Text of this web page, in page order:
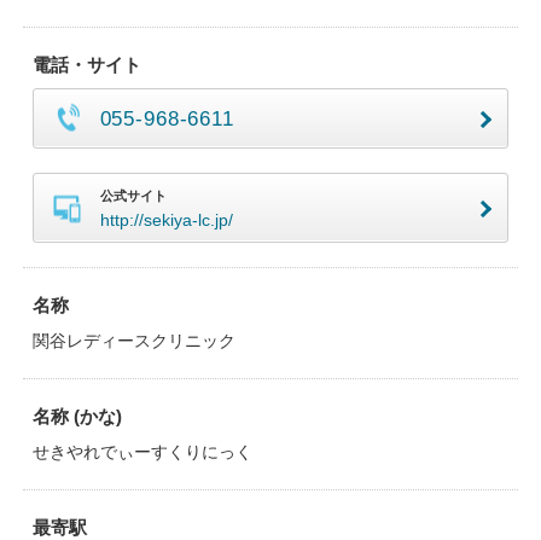
電話・サイト
055-968-6611
公式サイト
http://sekiya-lc.jp/
名称
関谷レディースクリニック
名称 (かな)
せきやれでぃーすくりにっく
最寄駅